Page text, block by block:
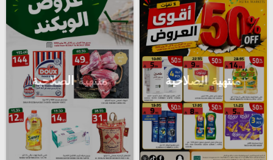
منتهية الصلاحية منتهية الصلاحية